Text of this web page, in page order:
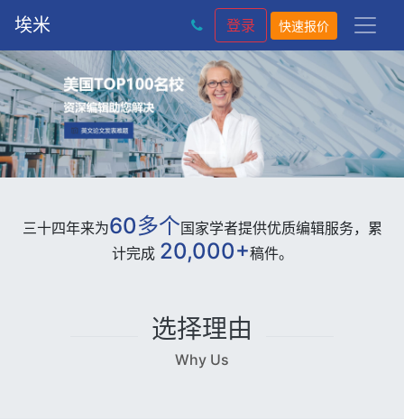
埃米 登录 快速报价
三十四年来为60多个国家学者提供优质编辑服务，累
计完成 20,000+稿件。
选择理由
Why Us